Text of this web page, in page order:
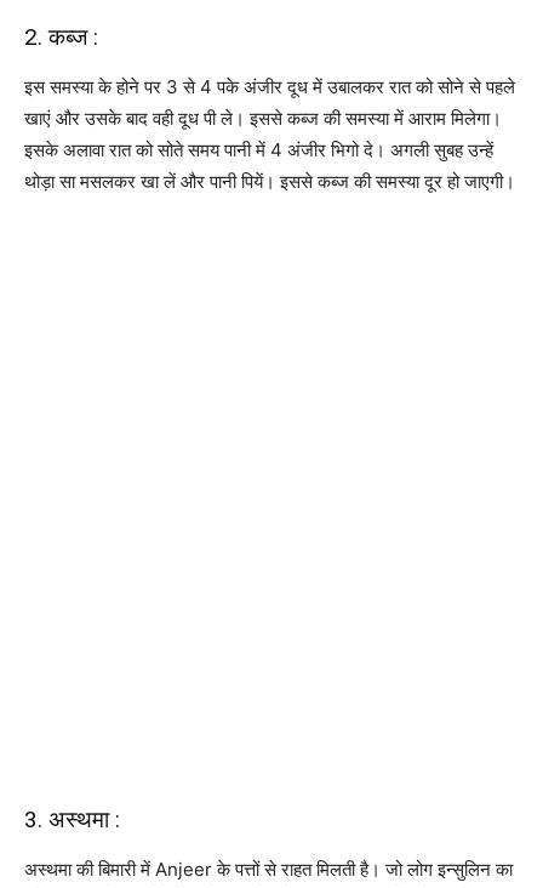
2. कब्ज :
इस समस्या के होने पर 3 से 4 पके अंजीर दूध में उबालकर रात को सोने से पहले
खाएं और उसके बाद वही दूध पी ले। इससे कब्ज की समस्या में आराम मिलेगा।
इसके अलावा रात को सोते समय पानी में 4 अंजीर भिगो दे। अगली सुबह उन्हें
थोड़ा सा मसलकर खा लें और पानी पियें। इससे कब्ज की समस्या दूर हो जाएगी।
3. अस्थमा :
अस्थमा की बिमारी में Anjeer के पत्तों से राहत मिलती है। जो लोग इन्सुलिन का